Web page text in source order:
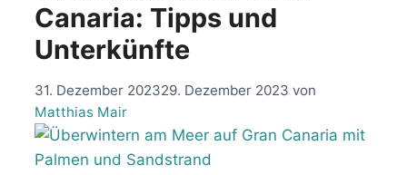
Canaria: Tipps und
Unterkünfte
31. Dezember 202329. Dezember 2023 von
Matthias Mair